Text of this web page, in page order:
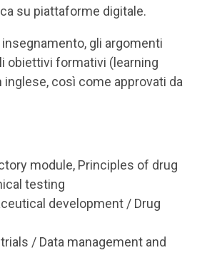
su piattaforme digitale.
gli argomenti
obiettivi formativi (learning
così come approvati da
module, Principles of drug
testing
development / Drug
trials / Data management and